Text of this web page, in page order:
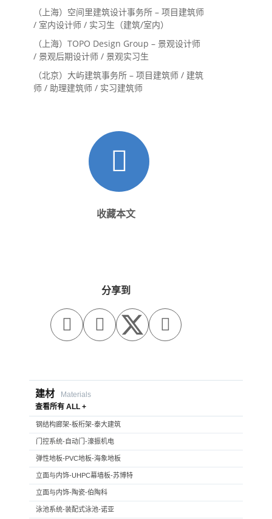
（上海）空间里建筑设计事务所 – 项目建筑师
/ 室内设计师 / 实习生（建筑/室内）
（上海）TOPO Design Group – 景观设计师
/ 景观后期设计师 / 景观实习生
（北京）大屿建筑事务所 – 项目建筑师 / 建筑
师 / 助理建筑师 / 实习建筑师
收藏本文
分享到
  
建材
Materials
查看所有 ALL +
钢结构廊架-板桁架-泰大建筑
门控系统-自动门-濠振机电
弹性地板-PVC地板-海象地板
立面与内饰-UHPC幕墙板-苏博特
立面与内饰-陶瓷-伯陶科
泳池系统-装配式泳池-诺亚